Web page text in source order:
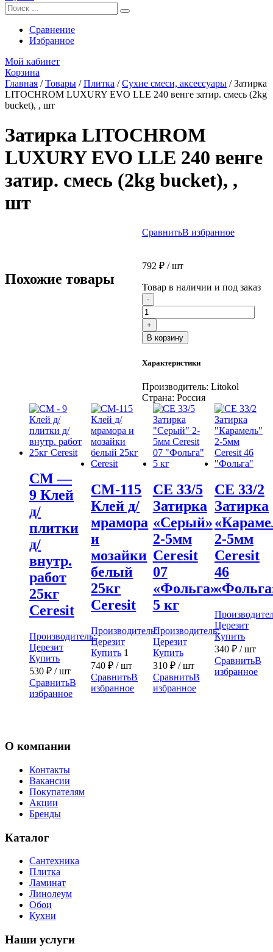
Сравнение
Избранное
Мой кабинет
Корзина
Главная /Товары /Плитка /Сухие смеси, аксессуары /Затирка
LITOCHROM LUXURY EVO LLE 240 венге затир. смесь (2kg
bucket), , шт
Затирка LITOCHROM
LUXURY EVO LLE 240 венге
затир. смесь (2kg bucket), ,
шт
СравнитьВ избранное
792 ₽/ шт
Товар в наличии и под заказ
- Количество
товара
Затирка
LITOCHROM
LUXURY
LLE
венге
затир.
смесь
(2kg
bucket),
,
шт
+
В корзину
Характеристики
Производитель: Litokol
Страна: Россия
Похожие товары
CM —
9 Клей
д/
плитки
д/
внутр.
работ
25кг
Ceresit
Производитель:
Церезит
Купить
530 ₽ / шт
СравнитьВ
избранное
CM-115
Клей д/
мрамора
и
мозайки
белый
25кг
Ceresit
Производитель:
Церезит
Купить 1
740₽ / шт
СравнитьВ
избранное
CE 33/5
Затирка
«Серый»
2-5мм
Ceresit
07
«Фольга»
5 кг
Производитель:
Церезит
Купить
310 ₽/ шт
СравнитьВ
избранное
CE 33/2
Затирка
2-5мм
Ceresit
46
Церезит
Купить
340 ₽/ шт
СравнитьВ
избранное
О компании
Контакты
Вакансии
Покупателям
Акции
Бренды
Каталог
Сантехника
Плитка
Ламинат
Линолеум
Обои
Кухни
Наши услуги